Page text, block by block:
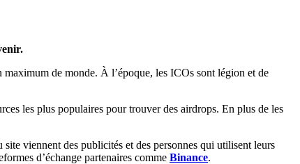
de monde. À l’époque, les ICOs sont légion et de
les plus populaires pour trouver des airdrops. En plus de les
viennent des publicités et des personnes qui utilisent leurs
d’échange partenaires comme Binance.